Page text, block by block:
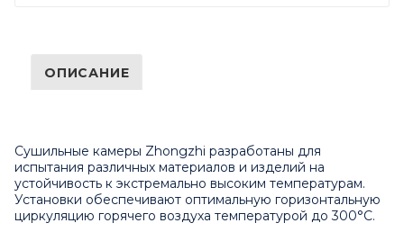
ОПИСАНИЕ
Сушильные камеры Zhongzhi разработаны для
испытания различных материалов и изделий на
устойчивость к экстремально высоким температурам.
Установки обеспечивают оптимальную горизонтальную
циркуляцию горячего воздуха температурой до 300°C.